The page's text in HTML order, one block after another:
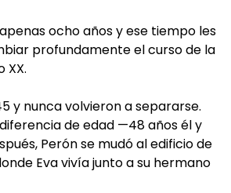
ocho años y ese tiempo les
profundamente el curso de la
XX.
y nunca volvieron a separarse.
de edad —48 años él y
Perón se mudó al edificio de
Eva vivía junto a su hermano